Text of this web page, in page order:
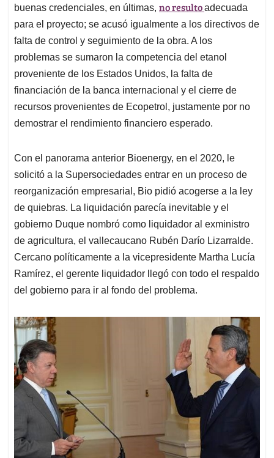
buenas credenciales, en últimas, no resultoadecuada
para el proyecto; se acusó igualmente a los directivos de
falta de control y seguimiento de la obra. A los
problemas se sumaron la competencia del etanol
proveniente de los Estados Unidos, la falta de
financiación de la banca internacional y el cierre de
recursos provenientes de Ecopetrol, justamente por no
demostrar el rendimiento financiero esperado.
Con el panorama anterior Bioenergy, en el 2020, le
solicitó a la Supersociedades entrar en un proceso de
reorganización empresarial, Bio pidió acogerse a la ley
de quiebras. La liquidación parecía inevitable y el
gobierno Duque nombró como liquidador al exministro
de agricultura, el vallecaucano Rubén Darío Lizarralde.
Cercano políticamente a la vicepresidente Martha Lucía
Ramírez, el gerente liquidador llegó con todo el respaldo
del gobierno para ir al fondo del problema.